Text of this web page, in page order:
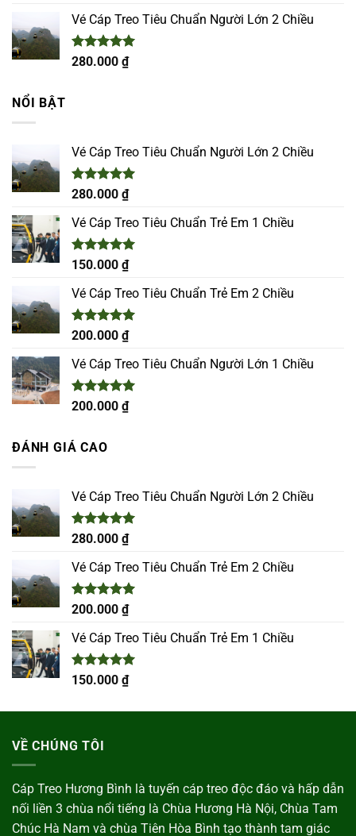
5 sao
Vé Cáp Treo Tiêu Chuẩn Người Lớn 2 Chiều
Được xếp
5.00
280.000 ₫
NỔI BẬT
Vé Cáp Treo Tiêu Chuẩn Người Lớn 2 Chiều
Được xếp
5.00
5 sao
280.000 ₫
Vé Cáp Treo Tiêu Chuẩn Trẻ Em 1 Chiều
Được xếp
5.00
5 sao
150.000 ₫
Vé Cáp Treo Tiêu Chuẩn Trẻ Em 2 Chiều
Được xếp
5.00
5 sao
200.000 ₫
Vé Cáp Treo Tiêu Chuẩn Người Lớn 1 Chiều
Được xếp
5.00
200.000 ₫
ĐÁNH GIÁ CAO
Vé Cáp Treo Tiêu Chuẩn Người Lớn 2 Chiều
Được xếp
5.00
5 sao
280.000 ₫
Vé Cáp Treo Tiêu Chuẩn Trẻ Em 2 Chiều
Được xếp
5.00
5 sao
200.000 ₫
Vé Cáp Treo Tiêu Chuẩn Trẻ Em 1 Chiều
Được xếp
5.00
150.000 ₫
VỀ CHÚNG TÔI
Cáp Treo Hương Bình là tuyến cáp treo độc đáo và hấp dẫn
nối liền 3 chùa nổi tiếng là Chùa Hương Hà Nội, Chùa Tam
Chúc Hà Nam và chùa Tiên Hòa Bình tạo thành tam giác